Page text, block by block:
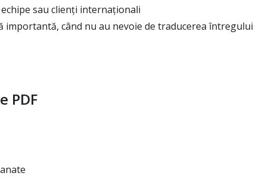
sau clienți internaționali
când nu au nevoie de traducerea întregului
PDF